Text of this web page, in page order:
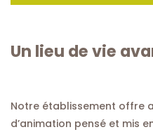
Un lieu de vie
Notre établissement offre
d’animation pensé et mis